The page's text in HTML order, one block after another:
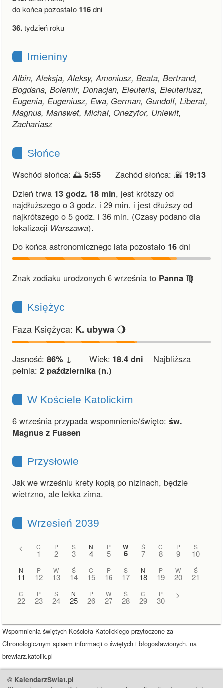
do końca pozostało 116dni
36.tydzień roku
Imieniny
Albin, Aleksja, Aleksy, Amoniusz, Beata, Bertrand,
Bogdana, Bolemir, Donacjan, Eleuteria, Eleuteriusz,
Eugenia, Eugeniusz, Ewa, German, Gundolf, Liberat,
Magnus, Manswet, Michał, Onezyfor, Uniewit,
Zachariasz
Słońce
Wschód słońca: 🌅 5:55 Zachód słońca: 🌇 19:13
Dzień trwa 13 godz. 18 min, jest krótszy od
najdłuższego o 3 godz. i 29 min. i jest dłuższy od
najkrótszego o 5 godz. i 36 min. (Czasy podano dla
lokalizacji Warszawa).
Do końca astronomicznego lata pozostało 16 dni
Znak zodiaku urodzonych 6 września to Panna ♍︎
Księżyc
Faza Księżyca: K. ubywa 🌖
Jasność: 86% ↓ Wiek: 18.4 dni Najbliższa
pełnia: 2 października (n.)
W Kościele Katolickim
6 września przypada wspomnienie/święto: św.
Magnus z Fussen
Przysłowie
Jak we wrześniu krety kopią po nizinach, będzie
wietrzno, ale lekka zima.
Wrzesień 2039
< C
1
P
2
S
3
N
4
P
5
W
6
Ś
7
C
8
P
9
S
10
N
11
P
12
W
13
Ś
14
C
15
P
16
S
17
N
18
P
19
W
20
Ś
21
C
22
P
23
S
24
N
25
P
26
W
27
Ś
28
C
29
P
30
>
Wspomnienia świętych Kościoła Katolickiego przytoczone za
Chronologicznym spisem informacji o świętych i błogosławionych. na
brewiarz.katolik.pl
© KalendarzSwiat.pl